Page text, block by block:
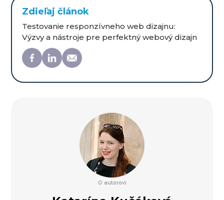
Zdieľaj článok
Testovanie responzívneho web dizajnu:
Výzvy a nástroje pre perfektný webový dizajn
O autorovi